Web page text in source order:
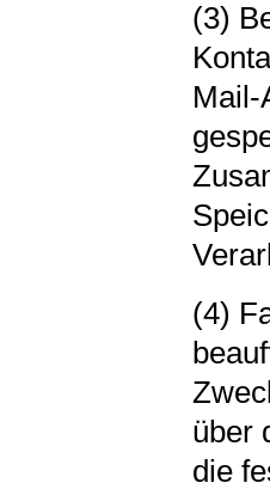
(3)
Mail-
(4)
über
die